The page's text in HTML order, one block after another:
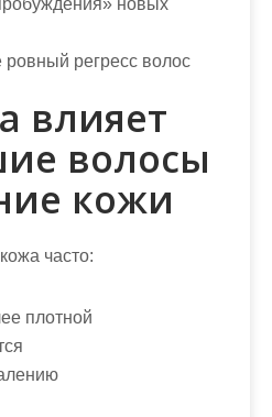
новых
ровный регресс волос
влияет
волосы
кожи
часто:
плотной